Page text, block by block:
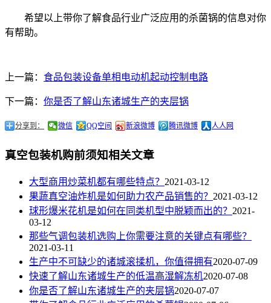
希望以上带你了解食品行业广泛应用的杀菌锅的信息对你
有帮助。
上一篇： 食品包装设备单相电动机起动控制电路
下一篇： 你是否了解山东诸城生产的夹层锅
分享到： 微信 QQ空间 新浪微博 腾讯微博 人人网
真空包装机购前须知相关文章
大型商用炒菜机都有哪些特点？ 2021-03-12
果蔬真空油炸机是如何助力农产品销售的？ 2021-03-12
球形爆米花机是如何在同类机型中脱颖而出的？ 2021-
03-12
那些气调包装机选购上你需要注意的关键点有哪些？
2021-03-11
生产中不可缺少的诸城滚揉机，你值得拥有2020-07-09
快速了解山东诸城生产的低温高湿解冻机2020-07-08
你是否了解山东诸城生产的夹层锅2020-07-07